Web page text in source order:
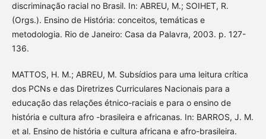
discriminação racial no Brasil. In: ABREU, M.; SOIHET, R.
(Orgs.). Ensino de História: conceitos, temáticas e
metodologia. Rio de Janeiro: Casa da Palavra, 2003. p. 127-
136.
MATTOS, H. M.; ABREU, M. Subsídios para uma leitura crítica
dos PCNs e das Diretrizes Curriculares Nacionais para a
educação das relações étnico-raciais e para o ensino de
história e cultura afro -brasileira e africanas. In: BARROS, J. M.
et al. Ensino de história e cultura africana e afro-brasileira.